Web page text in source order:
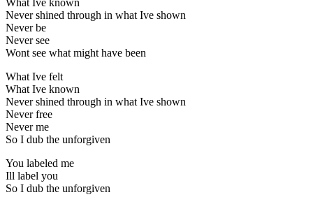
Never shined through in what Ive shown
Never be
Never see
Wont see what might have been
What Ive felt
What Ive known
Never shined through in what Ive shown
Never free
Never me
So I dub the unforgiven
You labeled me
Ill label you
So I dub the unforgiven